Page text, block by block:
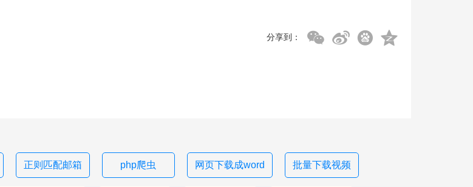
分享到：
正则匹配邮箱 php爬虫 网页下载成word 批量下载视频